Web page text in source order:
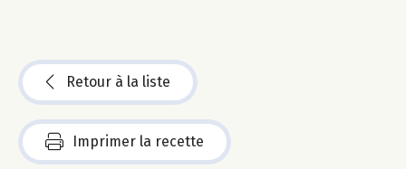
Retour à la liste
Imprimer la recette